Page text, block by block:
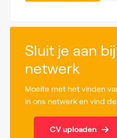
Sluit je aan
netwerk
Moeite met het vinden
in ons netwerk en vind
CV uploaden